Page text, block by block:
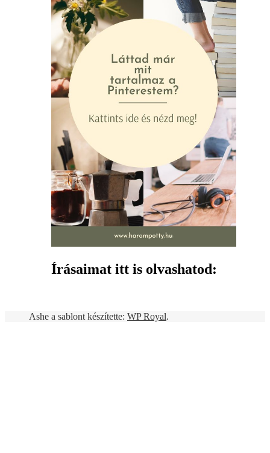
Írásaimat itt is olvashatod:
Ashe a sablont készítette: WP Royal.